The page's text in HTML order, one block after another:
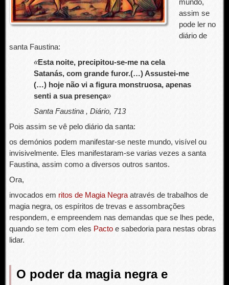
mundo,
assim se
pode ler no
diário de
santa Faustina:
«Esta noite, precipitou-se-me na cela
Satanás, com grande furor.(…) Assustei-me
(…) hoje não vi a figura monstruosa, apenas
senti a sua presença»
Santa Faustina , Diário, 713
Pois assim se vê pelo diário da santa:
os demónios podem manifestar-se neste mundo, visível ou
invisivelmente. Eles manifestaram-se varias vezes a santa
Faustina, assim como a diversos outros santos.
Ora,
invocados em ritos de Magia Negraatravés de trabalhos de
magia negra, os espíritos de trevas e assombrações
respondem, e empreendem nas demandas que se lhes pede,
quando se tem com eles Pactoe sabedoria para nestas obras
lidar.
O poder da magia negra e